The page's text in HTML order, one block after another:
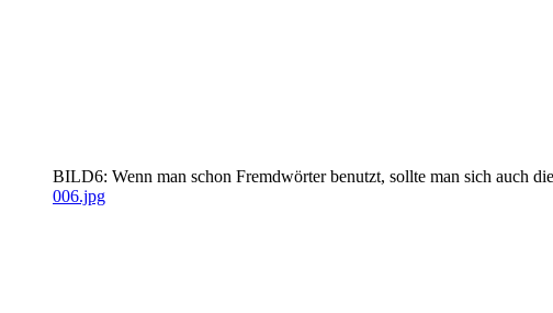
BILD6: Wenn man schon Fremdwörter benutzt, sollte man sich auch
006.jpg